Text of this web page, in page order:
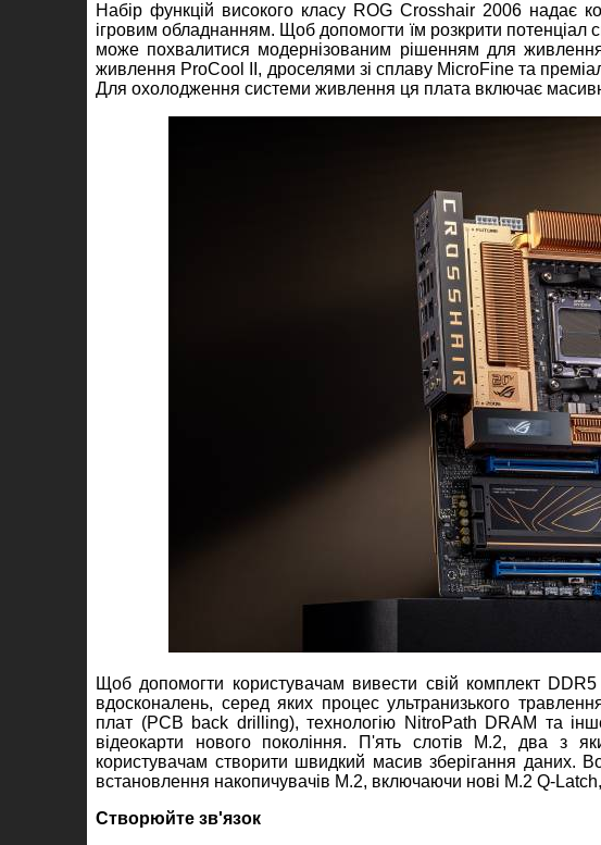
Набір функцій високого класу ROG Crosshair 2006 надає
ігровим обладнанням. Щоб допомогти їм розкрити потенціал
може похвалитися модернізованим рішенням для
живлення ProCool II, дроселями зі сплаву MicroFine та
Для охолодження системи живлення ця плата включає
Щоб допомогти користувачам вивести свій комплект
вдосконалень, серед яких процес ультранизького
плат (PCB back drilling), технологію NitroPath DRAM та
відеокарти нового покоління. П'ять слотів M.2, два з
користувачам створити швидкий масив зберігання даних.
встановлення накопичувачів M.2, включаючи нові M.2 Q-
Створюйте зв'язок